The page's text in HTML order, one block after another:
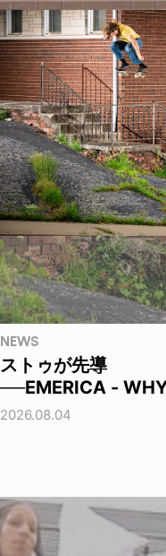
NEWS
ストゥが先導
──EMERICA -
2026.08.04